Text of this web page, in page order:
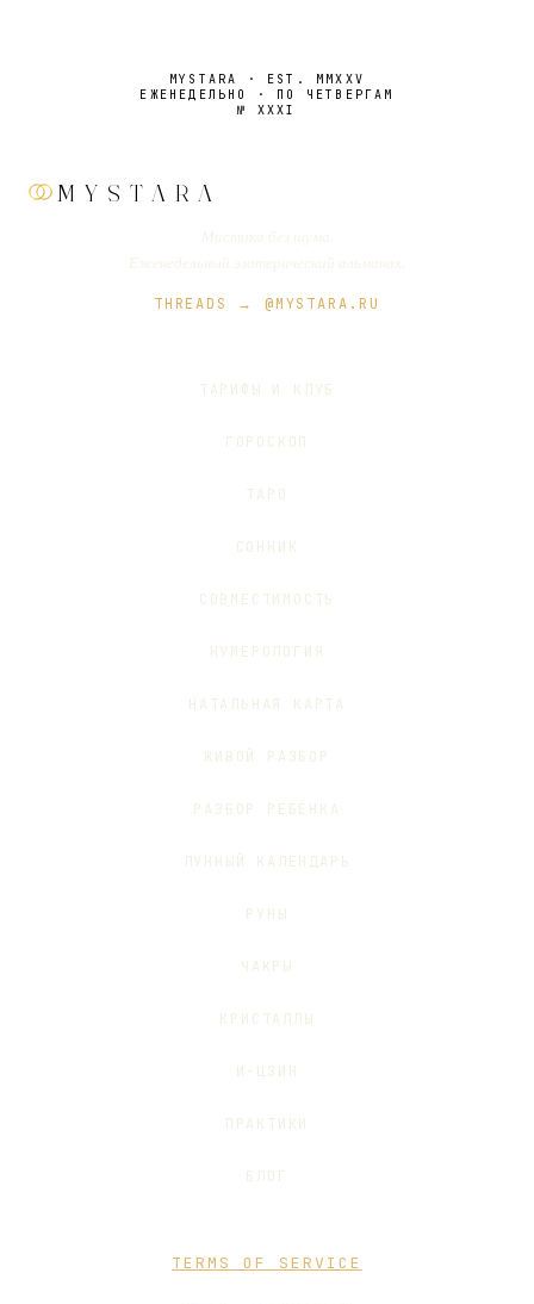
MYSTARA · EST. MMXXV
ЕЖЕНЕДЕЛЬНО · ПО ЧЕТВЕРГАМ
№ XXXI
MYSTARA
THREADS → @MYSTARA.RU
ТАРИФЫ И КЛУБ
ГОРОСКОП
ТАРО
СОННИК
СОВМЕСТИМОСТЬ
НУМЕРОЛОГИЯ
НАТАЛЬНАЯ КАРТА
ЖИВОЙ РАЗБОР
РАЗБОР РЕБЁНКА
ЛУННЫЙ КАЛЕНДАРЬ
РУНЫ
ЧАКРЫ
КРИСТАЛЛЫ
И-ЦЗИН
ПРАКТИКИ
БЛОГ
TERMS OF SERVICE